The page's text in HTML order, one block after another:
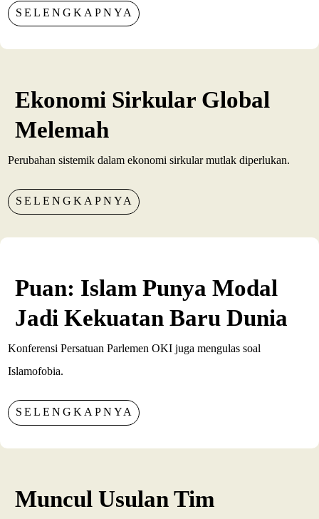
SELENGKAPNYA
Ekonomi Sirkular Global
Melemah
Perubahan sistemik dalam ekonomi sirkular mutlak diperlukan.
SELENGKAPNYA
Puan: Islam Punya Modal
Jadi Kekuatan Baru Dunia
Konferensi Persatuan Parlemen OKI juga mengulas soal
Islamofobia.
SELENGKAPNYA
Muncul Usulan Tim